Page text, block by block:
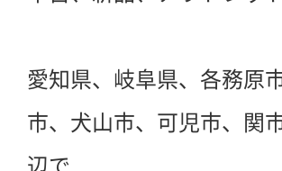
愛知県、岐阜県、各務原
市、犬山市、可児市、関
辺で